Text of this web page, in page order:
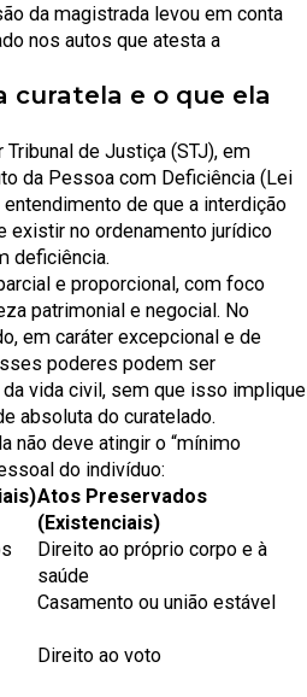
da magistrada levou em conta
nos autos que atesta a
curatela e o que ela
de Justiça (STJ), em
da Pessoa com Deficiência (Lei
de que a interdição
existir no ordenamento jurídico
deficiência.
e proporcional, com foco
patrimonial e negocial. No
em caráter excepcional e de
poderes podem ser
vida civil, sem que isso implique
absoluta do curatelado.
não deve atingir o “mínimo
do indivíduo:
Atos Preservados
(Existenciais)
Direito ao próprio corpo e à
saúde
Casamento ou união estável
Direito ao voto